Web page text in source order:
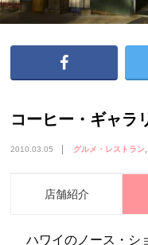
コーヒー・ギャ
2010.03.05 グルメ・レストラン
店舗紹介
ハワイのノース・シ